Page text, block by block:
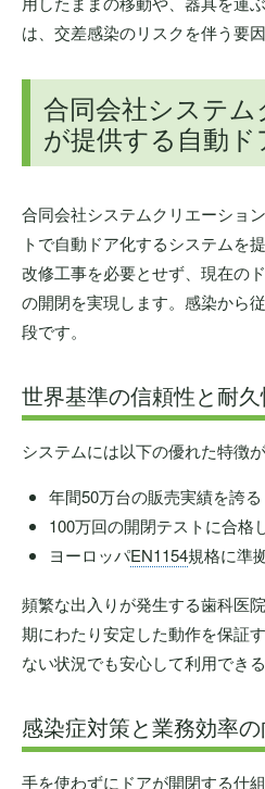
は、交差感染のリスクを伴う要因
合同会社システ
が提供する自動
合同会社システムクリエーショ
トで自動ドア化するシステムを
改修工事を必要とせず、現在の
の開閉を実現します。感染から
段です。
世界基準の信頼性と耐
システムには以下の優れた特徴
年間50万台の販売実績を誇
100万回の開閉テストに合格
ヨーロッパEN1154規格に準
頻繁な出入りが発生する歯科医
期にわたり安定した動作を保証
ない状況でも安心して利用でき
感染症対策と業務効率
手を使わずにドアが開閉する仕